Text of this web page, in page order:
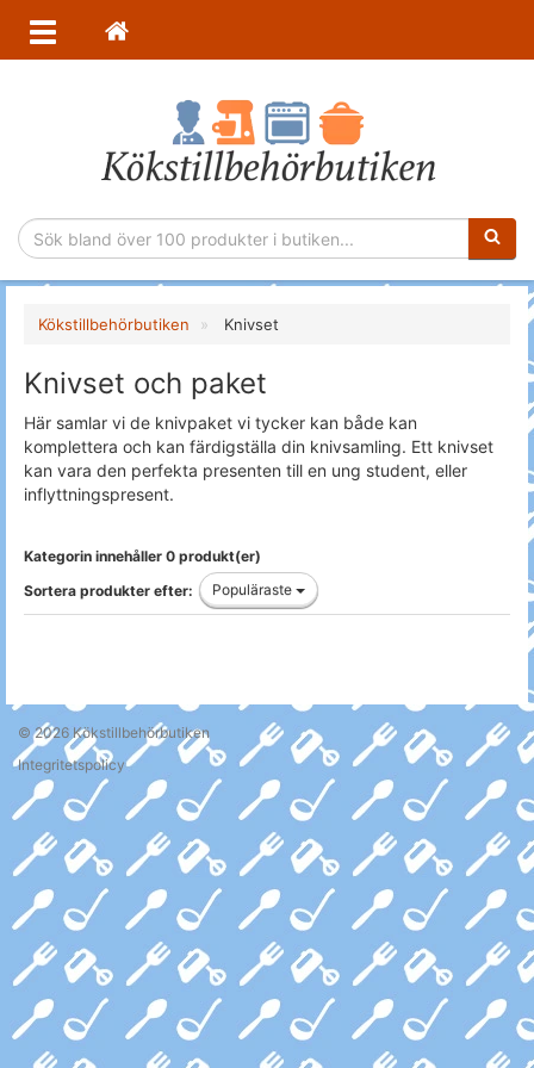
Kökstillbehörbutiken Knivset
Knivset och paket
Här samlar vi de knivpaket vi tycker kan både kan
komplettera och kan färdigställa din knivsamling. Ett knivset
kan vara den perfekta presenten till en ung student, eller
inflyttningspresent.
Kategorin innehåller 0 produkt(er)
Sortera produkter efter:
Populäraste
© 2026 Kökstillbehörbutiken
Integritetspolicy